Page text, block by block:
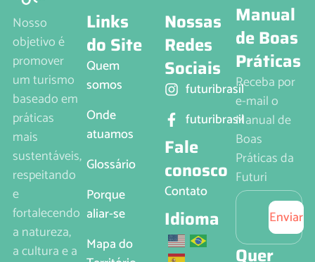
Nosso
objetivo é
promover
um turismo
baseado em
práticas
mais
sustentáveis,
respeitando
e
fortalecendo
a natureza,
a cultura e a
Links
do Site
Quem
somos
Onde
atuamos
Glossário
Porque
aliar-se
Mapa do
Nossas
Redes
Sociais
futuribrasil
futuribrasil
Fale
conosco
Contato
Idioma
Manual
de Boas
Práticas
Receba por
e-mail o
Manual de
Boas
Práticas da
Futuri
Enviar
Quer